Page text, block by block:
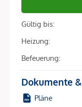
TrIIIple Tower am
DRITTEN reiht sich
Energienetz dafür,
verbunden sind und
Gültig bis:
Heizung:
Befeuerung:
Dokumente
Pläne